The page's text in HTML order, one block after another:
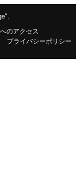
のアクセス
プライバシーポリシー